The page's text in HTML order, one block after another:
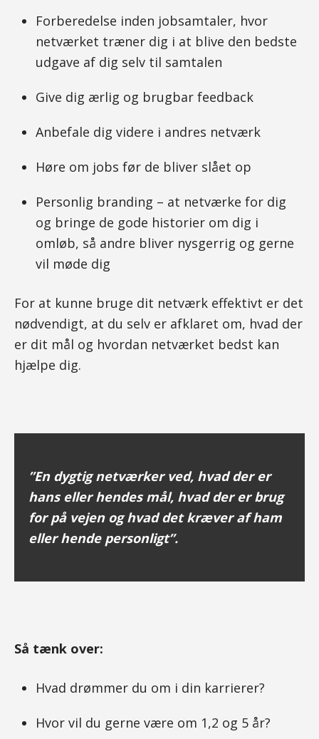
Forberedelse inden jobsamtaler, hvor
netværket træner dig i at blive den bedste
udgave af dig selv til samtalen
Give dig ærlig og brugbar feedback
Anbefale dig videre i andres netværk
Høre om jobs før de bliver slået op
Personlig branding – at netværke for dig
og bringe de gode historier om dig i
omløb, så andre bliver nysgerrig og gerne
vil møde dig
For at kunne bruge dit netværk effektivt er det
nødvendigt, at du selv er afklaret om, hvad der
er dit mål og hvordan netværket bedst kan
hjælpe dig.
”En dygtig netværker ved, hvad der er
hans eller hendes mål, hvad der er brug
for på vejen og hvad det kræver af ham
eller hende personligt”.
Så tænk over:
Hvad drømmer du om i din karrierer?
Hvor vil du gerne være om 1,2 og 5 år?